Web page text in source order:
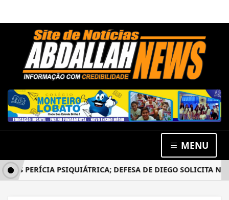
MENU
PERÍCIA PSIQUIÁTRICA; DEFESA DE DIEGO SOLICITA NOVO